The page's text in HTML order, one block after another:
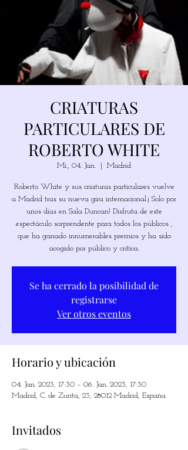
CRIATURAS
PARTICULARES DE
ROBERTO WHITE
Mi., 04. Jan. Madrid
Roberto White y sus criaturas particulares vuelve
a Madrid tras su nueva gira internacional.¡ Solo por
unos días en Sala Duncan! Disfruta de este
espectáculo sorprendente para todos los públicos ,
que ha ganado innumerables premios y ha sido
acogido por público y crítica.
Se ha cerrado la posibilidad de
registrarse
Ver otros eventos
Horario y ubicación
04. Jan. 2023, 17:30 – 06. Jan. 2023, 17:30
Madrid, C. de Zurita, 23, 28012 Madrid, España
Invitados